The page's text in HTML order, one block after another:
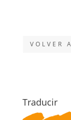
VOLVER
Traducir